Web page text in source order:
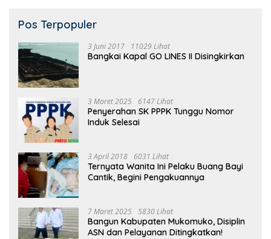
Pos Terpopuler
3 Juni 2017 11029 Lihat
Bangkai Kapal GO LINES II Disingkirkan
3 Maret 2025 6147 Lihat
Penyerahan SK PPPK Tunggu Nomor
Induk Selesai
3 April 2018 6031 Lihat
Ternyata Wanita Ini Pelaku Buang Bayi
Cantik, Begini Pengakuannya
7 Maret 2025 5830 Lihat
Bangun Kabupaten Mukomuko, Disiplin
ASN dan Pelayanan Ditingkatkan!